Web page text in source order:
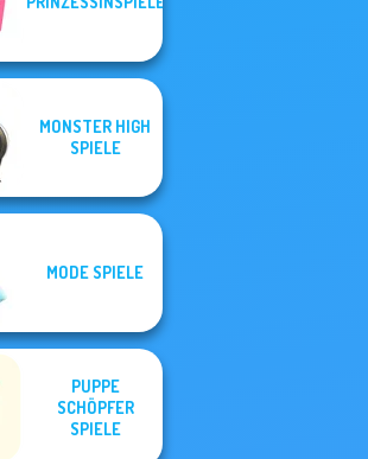
MONSTER HIGH
SPIELE
MODE SPIELE
PUPPE
SCHÖPFER
SPIELE